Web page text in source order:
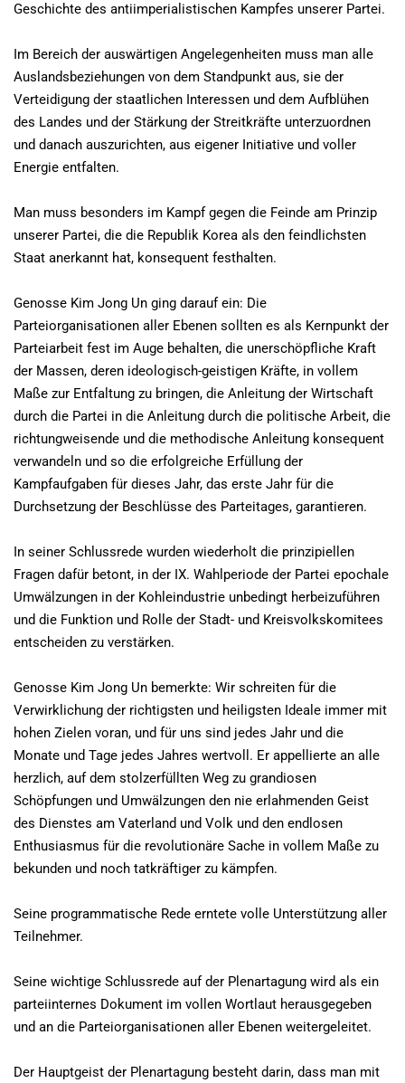
Geschichte des antiimperialistischen Kampfes unserer Partei.
Im Bereich der auswärtigen Angelegenheiten muss man alle
Auslandsbeziehungen von dem Standpunkt aus, sie der
Verteidigung der staatlichen Interessen und dem Aufblühen
des Landes und der Stärkung der Streitkräfte unterzuordnen
und danach auszurichten, aus eigener Initiative und voller
Energie entfalten.
Man muss besonders im Kampf gegen die Feinde am Prinzip
unserer Partei, die die Republik Korea als den feindlichsten
Staat anerkannt hat, konsequent festhalten.
Genosse Kim Jong Un ging darauf ein: Die
Parteiorganisationen aller Ebenen sollten es als Kernpunkt der
Parteiarbeit fest im Auge behalten, die unerschöpfliche Kraft
der Massen, deren ideologisch-geistigen Kräfte, in vollem
Maße zur Entfaltung zu bringen, die Anleitung der Wirtschaft
durch die Partei in die Anleitung durch die politische Arbeit, die
richtungweisende und die methodische Anleitung konsequent
verwandeln und so die erfolgreiche Erfüllung der
Kampfaufgaben für dieses Jahr, das erste Jahr für die
Durchsetzung der Beschlüsse des Parteitages, garantieren.
In seiner Schlussrede wurden wiederholt die prinzipiellen
Fragen dafür betont, in der IX. Wahlperiode der Partei epochale
Umwälzungen in der Kohleindustrie unbedingt herbeizuführen
und die Funktion und Rolle der Stadt- und Kreisvolkskomitees
entscheiden zu verstärken.
Genosse Kim Jong Un bemerkte: Wir schreiten für die
Verwirklichung der richtigsten und heiligsten Ideale immer mit
hohen Zielen voran, und für uns sind jedes Jahr und die
Monate und Tage jedes Jahres wertvoll. Er appellierte an alle
herzlich, auf dem stolzerfüllten Weg zu grandiosen
Schöpfungen und Umwälzungen den nie erlahmenden Geist
des Dienstes am Vaterland und Volk und den endlosen
Enthusiasmus für die revolutionäre Sache in vollem Maße zu
bekunden und noch tatkräftiger zu kämpfen.
Seine programmatische Rede erntete volle Unterstützung aller
Teilnehmer.
Seine wichtige Schlussrede auf der Plenartagung wird als ein
parteiinternes Dokument im vollen Wortlaut herausgegeben
und an die Parteiorganisationen aller Ebenen weitergeleitet.
Der Hauptgeist der Plenartagung besteht darin, dass man mit